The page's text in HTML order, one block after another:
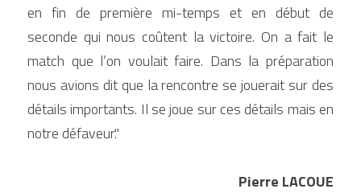
en fin de première mi-temps et en début de
seconde qui nous coûtent la victoire. On a fait le
match que l’on voulait faire. Dans la préparation
nous avions dit que la rencontre se jouerait sur des
détails importants. Il se joue sur ces détails mais en
notre défaveur."
Pierre LACOUE